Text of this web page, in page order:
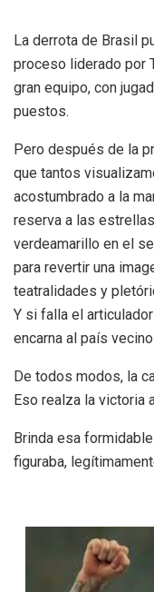
La derrota de Brasil
proceso liderado por
gran equipo, con
puestos.
Pero después de la
que tantos
acostumbrado a la
reserva a las
verdeamarillo en el
para revertir una
teatralidades y
Y si falla el
encarna al país
De todos modos, la
Eso realza la victoria
Brinda esa
figuraba,